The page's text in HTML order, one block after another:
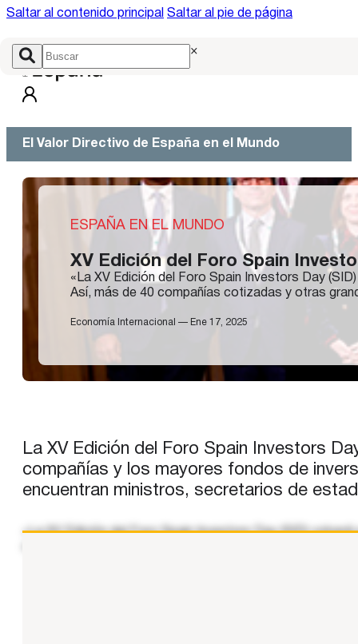
Saltar al contenido principal Saltar al pie de página
×
El Valor Directivo de España en el Mundo
ESPAÑA EN EL MUNDO
XV Edición del Foro Spain
«La XV Edición del Foro Spain Investors Day
Así, más de 40 compañías cotizadas y otras
Economía Internacional — Ene 17, 2025
La XV Edición del Foro Spain Investors
compañías y los mayores fondos de
encuentran ministros, secretarios de
«La XV Edición del Foro Spain Investors Day (SID)